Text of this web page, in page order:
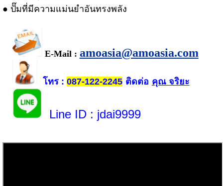
● ปั๊มที่มีความแม่นยำอันทรงพลัง
E-Mail : amoasia@amoasia.com
โทร: 087-122-2245ติดต่อ คุณ จริยะ
Line ID : jdai9999